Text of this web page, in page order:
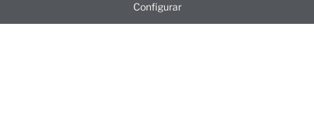
Configurar